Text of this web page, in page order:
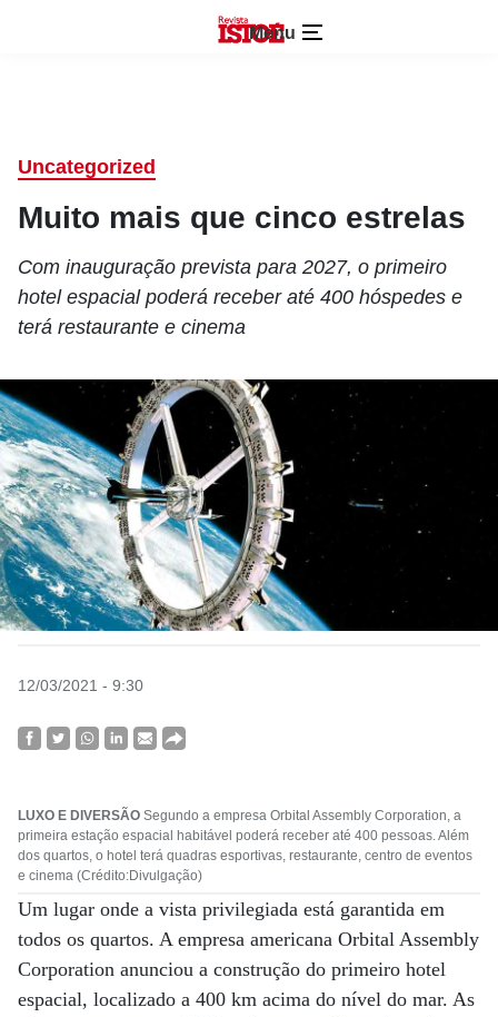
Menu
Uncategorized
Muito mais que cinco estrelas
Com inauguração prevista para 2027, o primeiro
hotel espacial poderá receber até 400 hóspedes e
terá restaurante e cinema
12/03/2021 - 9:30
LUXO E DIVERSÃO Segundo a empresa Orbital Assembly Corporation, a
primeira estação espacial habitável poderá receber até 400 pessoas. Além
dos quartos, o hotel terá quadras esportivas, restaurante, centro de eventos
e cinema (Crédito:Divulgação)
Um lugar onde a vista privilegiada está garantida em
todos os quartos. A empresa americana Orbital Assembly
Corporation anunciou a construção do primeiro hotel
espacial, localizado a 400 km acima do nível do mar. As